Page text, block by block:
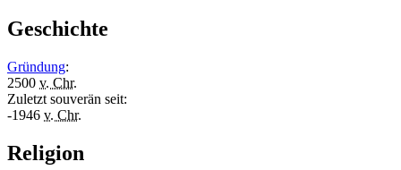
Geschichte
Gründung:
2500 v. Chr.
Zuletzt souverän seit:
-1946 v. Chr.
Religion